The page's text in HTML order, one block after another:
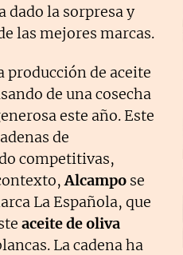
dado la sorpresa y
las mejores marcas.
producción de aceite
de una cosecha
este año. Este
de
competitivas,
Alcampo se
La Española, que
aceite de oliva
La cadena ha